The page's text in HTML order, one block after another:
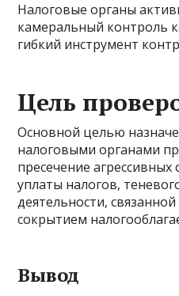
Налоговые органы
камеральный контроль
гибкий инструмент
Цель
Основной целью
налоговыми органами
пресечение агрессивных
уплаты налогов,
деятельности,
сокрытием
Вывод